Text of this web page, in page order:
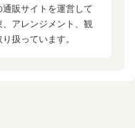
販サイトを運営して
アレンジメント、観
扱っています。